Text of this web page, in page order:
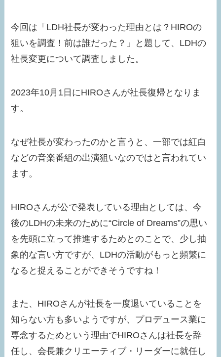
今回は「LDH社長が変わった理由とは？HIROの
狙いを調査！前は誰だった？」と題して、LDHの
社長変更について調査しました。
2023年10月1日にHIROさんが社長復帰となりま
す。
なぜ社長が変わったのかと言うと、一部では紅白
などの音楽番組の出演狙いなのではと言われてい
ます。
HIROさんが公で発表している理由としては、今
後のLDHの未来のために“Circle of Dreams”の思い
を先頭に立って推進するためとのことで、少し抽
象的な言い方ですが、LDHの活動がもっと頻繁に
なると捉えることができそうですね！
また、HIROさんが社長を一度退いていることを
知らない方も多いようですが、プロデュース業に
専念するためという理由でHIROさんは社長を辞
任し、会長兼クリエーティブ・リーダーに就任し